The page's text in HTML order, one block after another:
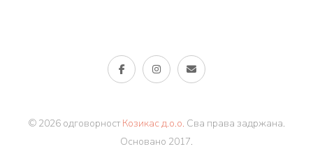
© 2026 одговорностКозикас д.о.о. Сва права задржана.
Основано 2017.